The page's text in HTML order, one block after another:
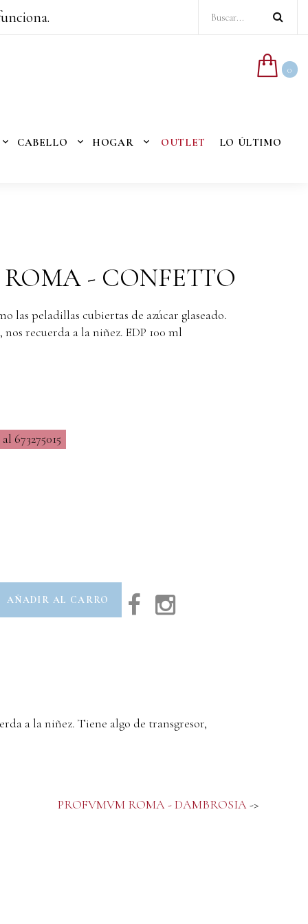
0
CABELLO HOGAR OUTLET
LO ÚLTIMO
- CONFETTO
las peladillas cubiertas de azúcar glaseado.
recuerda a la niñez. EDP 100 ml
673275015
AÑADIR AL CARRO
a la niñez. Tiene algo de transgresor,
PROFVMVM ROMA - DAMBROSIA->